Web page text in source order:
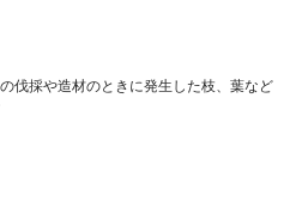
伐採や造材のときに発生した枝、葉など